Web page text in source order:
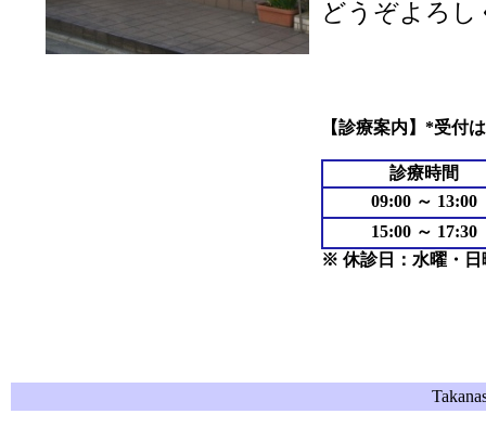
どうぞよろ
【診療案内】*受付は
診療時間
09:00 ～ 13:00
15:00 ～ 17:30
※ 休診日：水曜・